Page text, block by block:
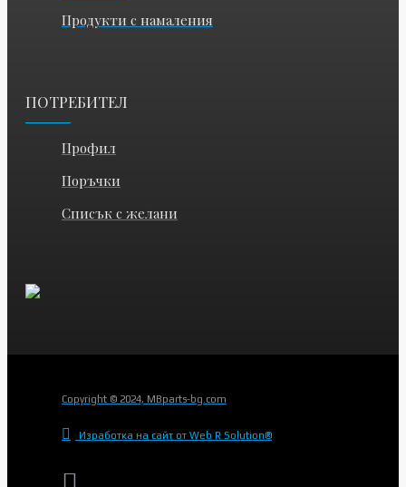
Продукти с намаления
ПОТРЕБИТЕЛ
Профил
Поръчки
Списък с желани
Copyright © 2024, MBparts-bg.com
Изработка на сайт от Web R Solution®